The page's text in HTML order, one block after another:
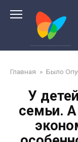
Главная » Было
У
семьи.